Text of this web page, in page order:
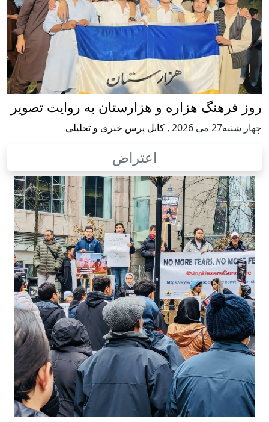
روز فرهنگ هزاره و هزارستان به روایت تصویر
چهار شنبه27 می 2026 , کابل پرس خبری و تحلیلی
اعتراض